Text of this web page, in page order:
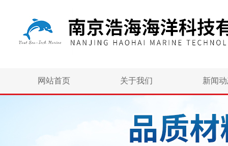
网站首页 关于我们 新闻